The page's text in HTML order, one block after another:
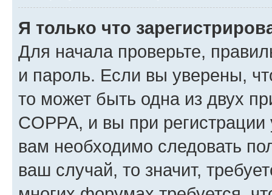
Я только что
Для начала проверьте,
и пароль. Если вы уверены,
то может быть одна из двух
COPPA, и вы при
вам необходимо следовать
ваш случай, то значит,